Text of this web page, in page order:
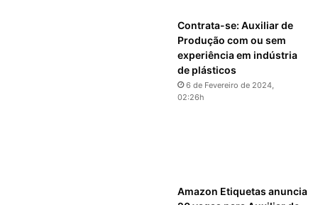
Contrata-se: Auxiliar de
Produção com ou sem
experiência em indústria
de plásticos
6 de Fevereiro de 2024,
02:26h
Amazon Etiquetas anuncia